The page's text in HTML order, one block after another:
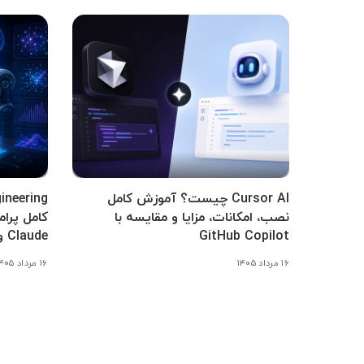
Cursor AI چیست؟ آموزش کامل
نصب، امکانات، مزایا و مقایسه با
GitHub Copilot
۱۶ مرداد ۱۴۰۵
Claude و Gemini
۱۶ مرداد ۱۴۰۵